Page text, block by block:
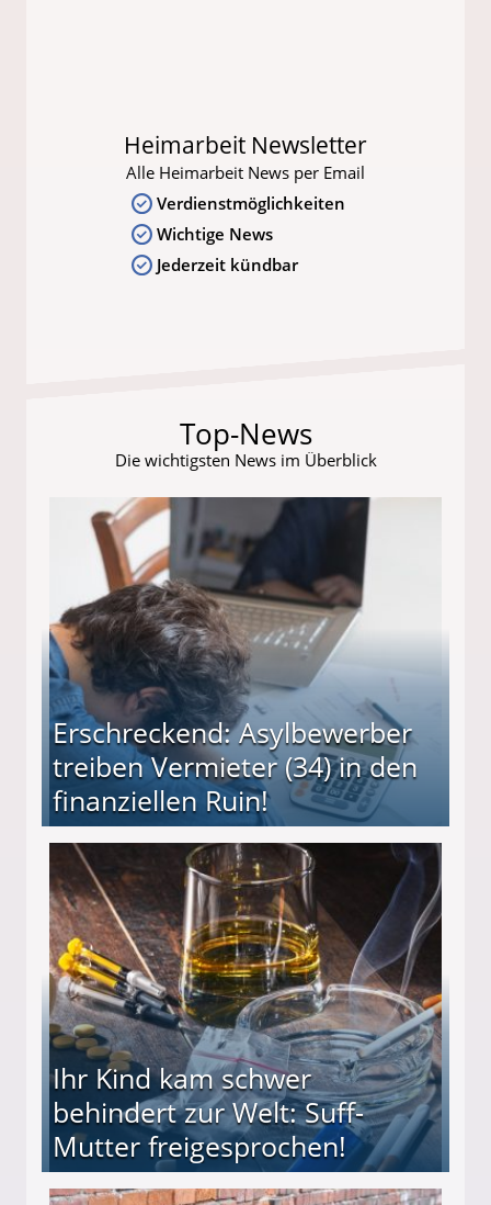
Heimarbeit Newsletter
Alle Heimarbeit News per Email
Verdienstmöglichkeiten
Wichtige News
Jederzeit kündbar
Top-News
Die wichtigsten News im Überblick
Erschreckend: Asylbewerber
treiben Vermieter (34) in den
finanziellen Ruin!
(34) in den finanziellen Ruin!
Ihr Kind kam schwer
behindert zur Welt: Suff-
Mutter freigesprochen!